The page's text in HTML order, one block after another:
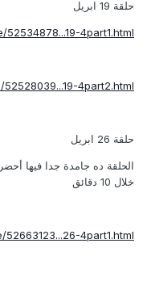
حلقة 19 ابريل
4part1.html
4part2.html
حلقة 26 ابريل
الحلقة ده جامدة جدا فيها
خلال 10 دقائق
4part1.html